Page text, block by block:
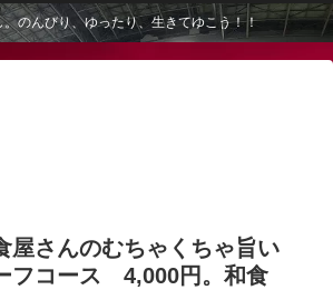
のんびり、ゆったり、生きてゆこう！！
屋さんのむちゃくちゃ旨い
フコース 4,000円。和食